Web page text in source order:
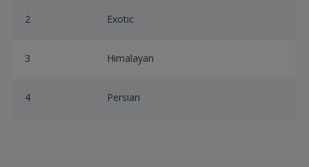
2 Exotic
3 Himalayan
4 Persian